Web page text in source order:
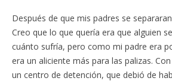
Después de que mis padres se
Creo que lo que quería era que alguien
cuánto sufría, pero como mi padre era
era un aliciente más para las palizas.
un centro de detención, que debió de